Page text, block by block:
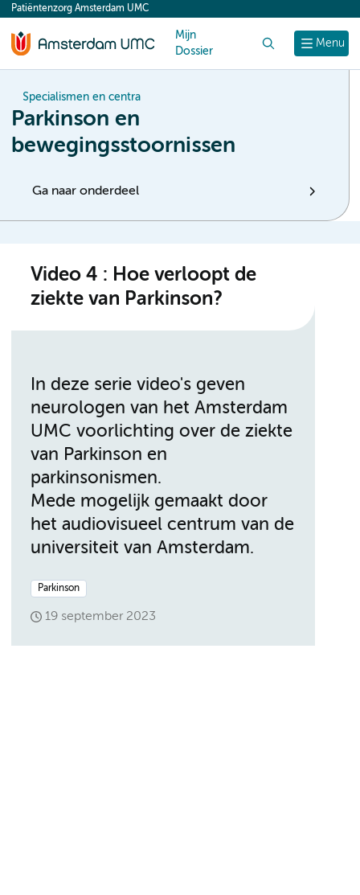
content
Menu
Patiëntenzorg Amsterdam UMC
Mijn
Dossier
Specialismen en centra
Parkinson en
bewegingsstoornissen
Ga naar onderdeel
Video 4 : Hoe verloopt de
ziekte van Parkinson?
In deze serie video's geven
neurologen van het Amsterdam
UMC voorlichting over de ziekte
van Parkinson en
parkinsonismen.
Mede mogelijk gemaakt door
het audiovisueel centrum van de
universiteit van Amsterdam.
Parkinson
19 september 2023